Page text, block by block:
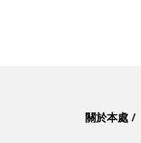
關於本處